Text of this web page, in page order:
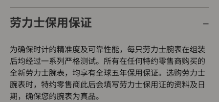
劳力士保用保证
为确保时计的精准度及可靠性能，每只劳力士腕表在组装
后均经过一系列严格测试。所有在任何特约零售商购买的
全新劳力士腕表，均享有全球五年保用保证。选购劳力士
腕表时，特约零售商此后会填写劳力士保用证的资料及日
期，确保您的腕表为真品。